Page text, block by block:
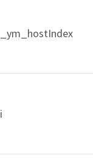
_ym_hostIndex
i